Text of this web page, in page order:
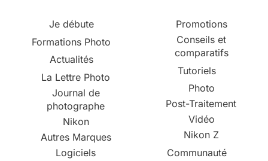
Je débute
Formations Photo
Actualités
La Lettre Photo
Journal de
photographe
Nikon
Autres Marques
Logiciels
Promotions
Conseils et
comparatifs
Tutoriels
Photo
Post-Traitement
Vidéo
Nikon Z
Communauté